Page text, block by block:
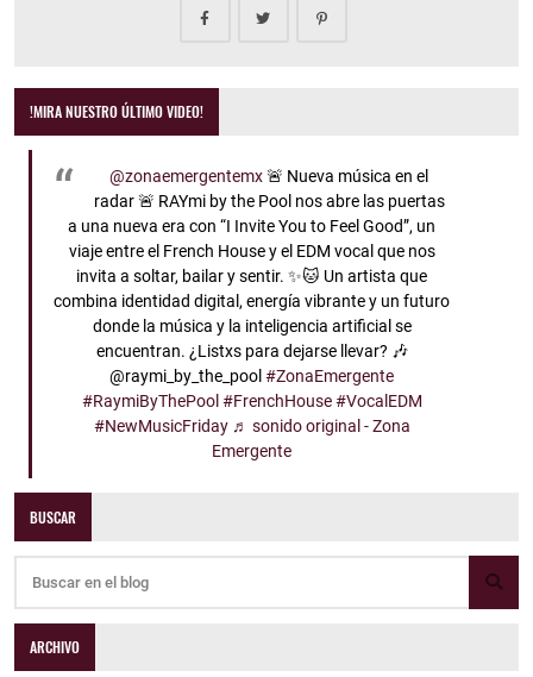
!MIRA NUESTRO ÚLTIMO VIDEO!
@zonaemergentemx🚨 Nueva música en el
radar 🚨 RAYmi by the Pool nos abre las puertas
a una nueva era con “I Invite You to Feel Good”, un
viaje entre el French House y el EDM vocal que nos
invita a soltar, bailar y sentir. ✨🐱 Un artista que
combina identidad digital, energía vibrante y un futuro
donde la música y la inteligencia artificial se
encuentran. ¿Listxs para dejarse llevar? 🎶
@raymi_by_the_pool#ZonaEmergente
#RaymiByThePool #FrenchHouse #VocalEDM
#NewMusicFriday ♬ sonido original - Zona
Emergente
BUSCAR
ARCHIVO